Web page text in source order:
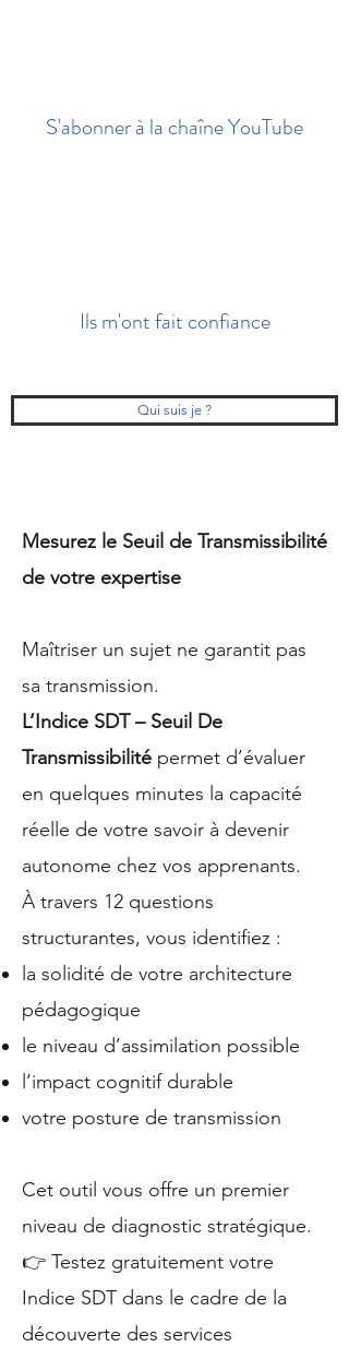
S'abonner à la chaîne YouTube
Ils m'ont fait confiance
Qui suis je ?
Mesurez le Seuil de Transmissibilité
de votre expertise
Maîtriser un sujet ne garantit pas
sa transmission.
L’Indice SDT – Seuil De
Transmissibilité permet d’évaluer
en quelques minutes la capacité
réelle de votre savoir à devenir
autonome chez vos apprenants.
À travers 12 questions
structurantes, vous identifiez :
la solidité de votre architecture
pédagogique
le niveau d’assimilation possible
l’impact cognitif durable
votre posture de transmission
Cet outil vous offre un premier
niveau de diagnostic stratégique.
👉 Testez gratuitement votre
Indice SDT dans le cadre de la
découverte des services